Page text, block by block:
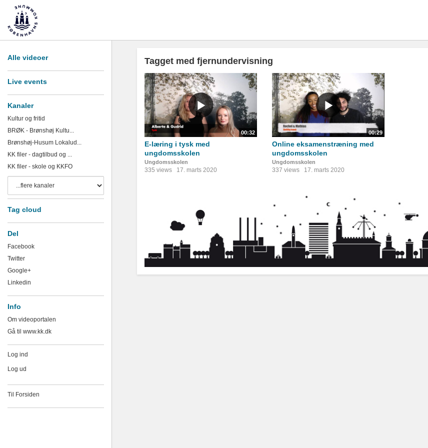
Alle videoer
Live events
Kanaler
Kultur og fritid
BRØK - Brønshøj Kultu...
Brønshøj-Husum Lokalud...
KK filer - dagtilbud og ...
KK filer - skole og KKFO
Tag cloud
Del
Facebook
Twitter
Google+
Linkedin
Info
Om videoportalen
Gå til www.kk.dk
Log ind
Log ud
Til Forsiden
Tagget med fjernundervisning
00:32
E-læring i tysk med
ungdomsskolen
Ungdomsskolen
335 views 17. marts 2020
00:29
Online eksamenstræning med
ungdomsskolen
Ungdomsskolen
337 views 17. marts 2020